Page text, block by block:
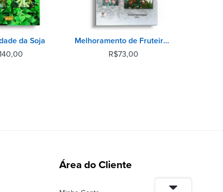
da Soja
Melhoramento de Fruteiras de Clima Temperado
R$73,00
Área do Cliente